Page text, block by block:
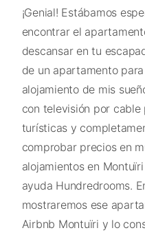
¡Genial! Estábamos
encontrar el
descansar en tu
de un apartamento
alojamiento de mis
con televisión por
turísticas y
comprobar precios en
alojamientos en
ayuda Hundredrooms.
mostraremos ese
Airbnb Montuïri y lo